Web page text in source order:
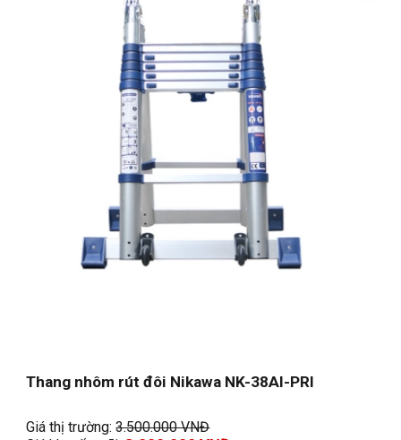
Thang nhôm rút đôi Nikawa NK-38AI-PRI
Giá thị trường: 3.500.000 VNĐ